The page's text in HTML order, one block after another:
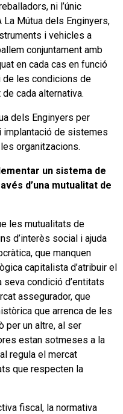
ni l’únic
Mútua dels Enginyers,
i vehicles a
conjuntament amb
en cada cas en funció
de les condicions de
cada alternativa.
dels Enginyers per
implantació de sistemes
organitzacions.
un sistema de
d’una mutualitat de
les mutualitats de
d’interès social i ajuda
que manquen
capitalista d’atribuir el
condició d’entitats
assegurador, que
que arrenca de les
per un altre, al ser
estan sotmeses a la
regula el mercat
que respecten la
fiscal, la normativa